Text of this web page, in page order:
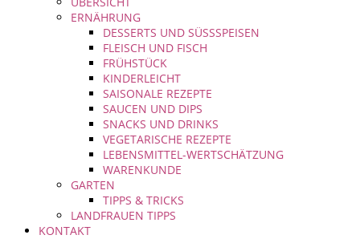
ERNÄHRUNG
DESSERTS UND SÜSSSPEISEN
FLEISCH UND FISCH
FRÜHSTÜCK
KINDERLEICHT
SAISONALE REZEPTE
SAUCEN UND DIPS
SNACKS UND DRINKS
VEGETARISCHE REZEPTE
LEBENSMITTEL-WERTSCHÄTZUNG
WARENKUNDE
GARTEN
TIPPS & TRICKS
LANDFRAUEN TIPPS
KONTAKT